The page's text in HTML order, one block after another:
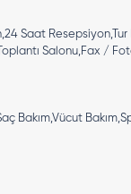
Saat Resepsiyon,Tur
Salonu,Fax /
Bakım,Vücut